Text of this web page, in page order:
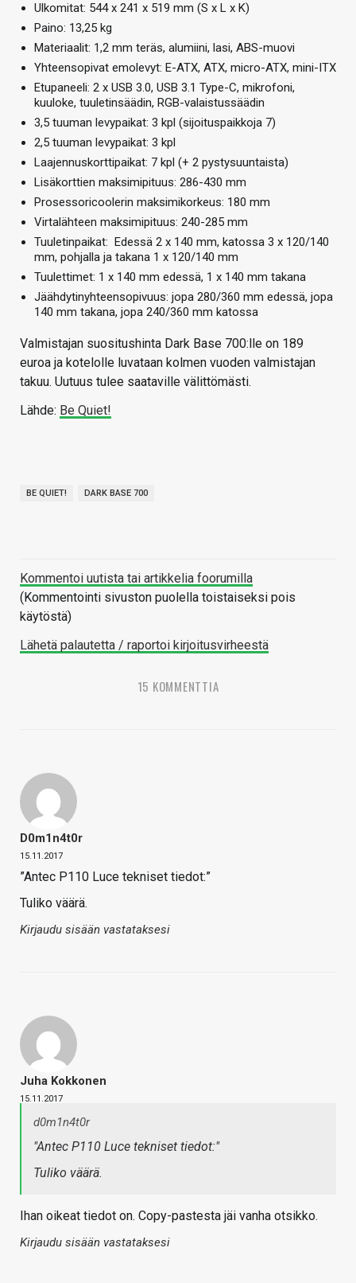
Ulkomitat: 544 x 241 x 519 mm (S x L x K)
Paino: 13,25 kg
Materiaalit: 1,2 mm teräs, alumiini, lasi, ABS-muovi
Yhteensopivat emolevyt: E-ATX, ATX, micro-ATX, mini-ITX
Etupaneeli: 2 x USB 3.0, USB 3.1 Type-C, mikrofoni,
kuuloke, tuuletinsäädin, RGB-valaistussäädin
3,5 tuuman levypaikat: 3 kpl (sijoituspaikkoja 7)
2,5 tuuman levypaikat: 3 kpl
Laajennuskorttipaikat: 7 kpl (+ 2 pystysuuntaista)
Lisäkorttien maksimipituus: 286-430 mm
Prosessoricoolerin maksimikorkeus: 180 mm
Virtalähteen maksimipituus: 240-285 mm
Tuuletinpaikat: Edessä 2 x 140 mm, katossa 3 x 120/140
mm, pohjalla ja takana 1 x 120/140 mm
Tuulettimet: 1 x 140 mm edessä, 1 x 140 mm takana
Jäähdytinyhteensopivuus: jopa 280/360 mm edessä, jopa
140 mm takana, jopa 240/360 mm katossa
Valmistajan suositushinta Dark Base 700:lle on 189
euroa ja kotelolle luvataan kolmen vuoden valmistajan
takuu. Uutuus tulee saataville välittömästi.
Lähde: Be Quiet!
BE QUIET! DARK BASE 700
Kommentoi uutista tai artikkelia foorumilla
(Kommentointi sivuston puolella toistaiseksi pois
käytöstä)
Lähetä palautetta / raportoi kirjoitusvirheestä
15 KOMMENTTIA
D0m1n4t0r
15.11.2017
”Antec P110 Luce tekniset tiedot:”
Tuliko väärä.
Kirjaudu sisään vastataksesi
Juha Kokkonen
15.11.2017
d0m1n4t0r
"Antec P110 Luce tekniset tiedot:"
Tuliko väärä.
Ihan oikeat tiedot on. Copy-pastesta jäi vanha otsikko.
Kirjaudu sisään vastataksesi